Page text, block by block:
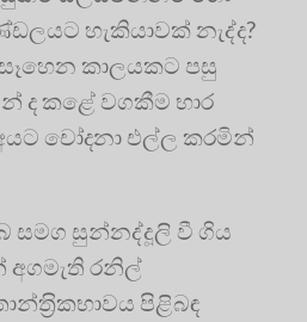
හැකියාවක් නැද්ද?
සෑහෙන කාලයකට පසු
ද කළේ වගකීම භාර
චෝදනා එල්ල කරමින්
සමග සුන්නද්දූලි වී ගිය
රනිල්
පිළිබඳ